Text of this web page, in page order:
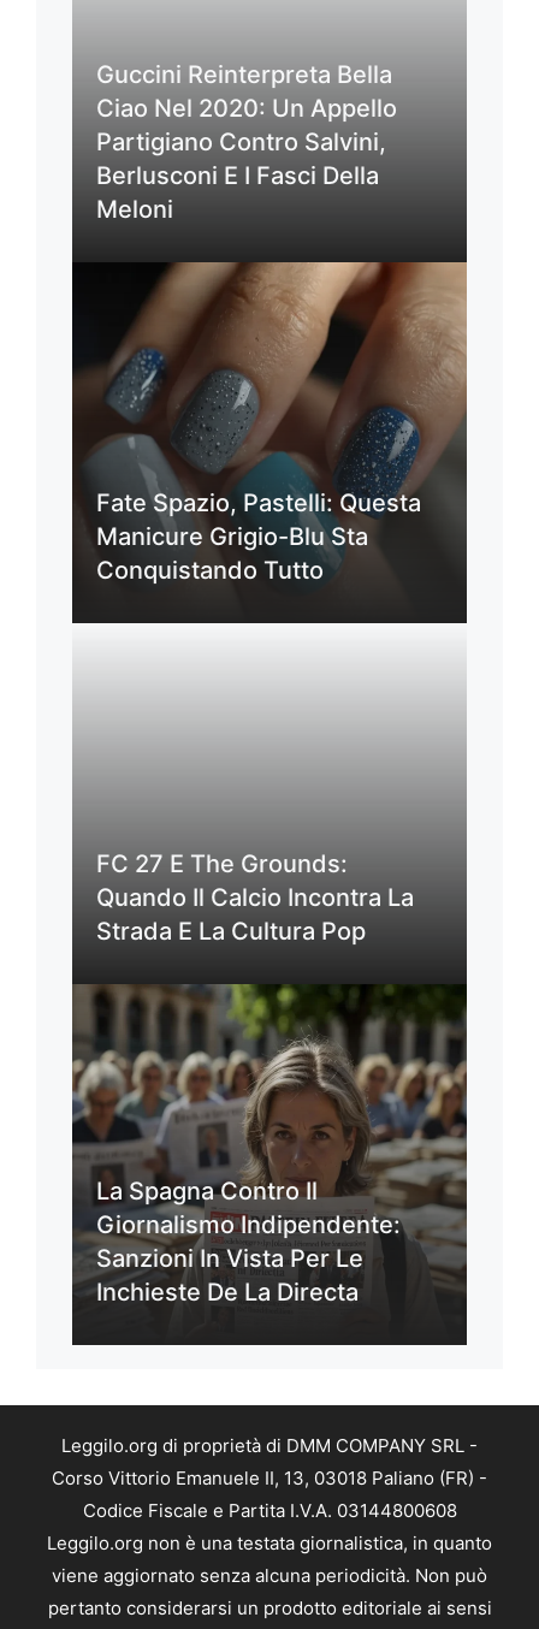
Guccini Reinterpreta Bella
Ciao Nel 2020: Un Appello
Partigiano Contro Salvini,
Berlusconi E I Fasci Della
Meloni
Fate Spazio, Pastelli: Questa
Manicure Grigio-Blu Sta
Conquistando Tutto
FC 27 E The Grounds:
Quando Il Calcio Incontra La
Strada E La Cultura Pop
La Spagna Contro Il
Giornalismo Indipendente:
Sanzioni In Vista Per Le
Inchieste De La Directa
Leggilo.org di proprietà di DMM COMPANY SRL -
Corso Vittorio Emanuele II, 13, 03018 Paliano (FR) -
Codice Fiscale e Partita I.V.A. 03144800608
Leggilo.org non è una testata giornalistica, in quanto
viene aggiornato senza alcuna periodicità. Non può
pertanto considerarsi un prodotto editoriale ai sensi